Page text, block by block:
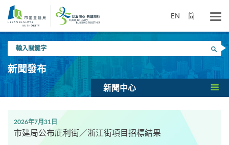
要
EN 简
入
關
鍵
搜尋
新聞發布
新聞中心
2026年7月31日
市建局公布庇利街／浙江街項目招標結果